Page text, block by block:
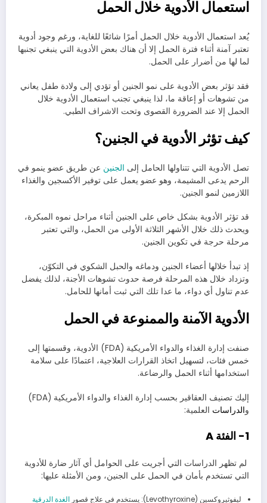
استعمال الأدوية خلال الحمل
يُعد استعمال الأدوية خلال الحمل أمرًا شائعًا للغاية، ورغم وجود أدوية
تعتبر آمنة أثناء فترة الحمل إلا أن هناك بعض الأدوية التي ينبغي تجنبها
لما لها من أضرار على الحمل.
فقد تؤثر بعض الأدوية على نمو الجنين أو تؤدي إلى ولادة طفل يعاني
من تشوهات أو إعاقة ما، لذا ينبغي تجنب استعمال الأدوية خلال
الحمل إلا عند الضرورة القصوى وتحت الاشراف الطبي.
كيف تؤثر الأدوية في الجنين؟
تصل الأدوية التي تتناولها الحامل إلى الجنين عن طريق عضو ينمو في
الرحم يدعى المشيمة، وهو عضو يعمل على توفير الأكسجين والغذاء
اللازمين لنمو الجنين.
قد تؤثر الأدوية بشكل خاص على الجنين أثناء مراحل نموه المبكرة،
ويحدث ذلك خلال الأشهر الثلاثة الأولى من الحمل، والتي تعتبر
مرحلة حرجة في تكوين الجنين.
إذ تبدأ خلالها أعضاء الجنين ودماغه والحبل الشكوي في التكوّن،
وتزداد خلال هذه المرحلة فرصة حدوث تشوهات الأجنة، لذلك يفضل
عدم تناول أي دواء، ما عدا تلك التي ثبت أمانها للحامل.
الأدوية الآمنة والممنوعة في الحمل
صنفت إدارة الغذاء والدواء الأمريكية (FDA) الأدوية، وقسمتها إلى
خمس فئات، لتسهيل اتخاذ القرارات العلاجية، اعتمادًا على سلامة
استخدامها أثناء الحمل والرضاعة.
إليك تصنيف العقاقير بحسب إدارة الغذاء والدواء الأمريكية (FDA)
والدراسات العلمية:
1- الفئة A
لم تظهر الدراسات التي أجريت على الحوامل أي آثار ضارة للأدوية
التي تستخدم بأمان في الحمل على الجنين، ومن الأمثلة عليها:
ليفوثيروكسين (Levothyroxine): يستخدم في علاج قصور
الغدة الدرقية